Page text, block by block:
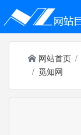
网站首页
觅知网